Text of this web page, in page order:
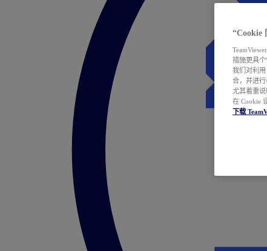
“Cookie
措施更具
我们对利
合，并进
尤其着重
在 Cookie
下载